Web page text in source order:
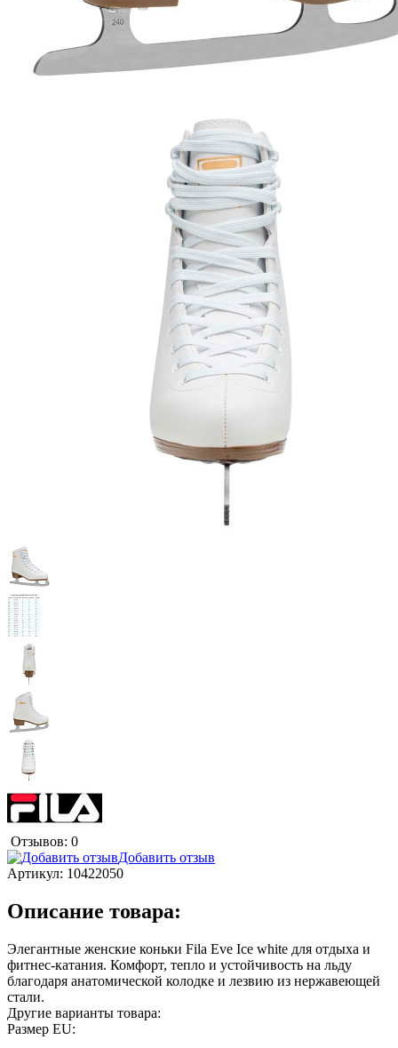
Отзывов: 0
Добавить отзыв
Артикул: 10422050
Описание товара:
Элегантные женские коньки Fila Eve Ice white для отдыха и
фитнес-катания. Комфорт, тепло и устойчивость на льду
благодаря анатомической колодке и лезвию из нержавеющей
стали.
Другие варианты товара:
Размер EU: